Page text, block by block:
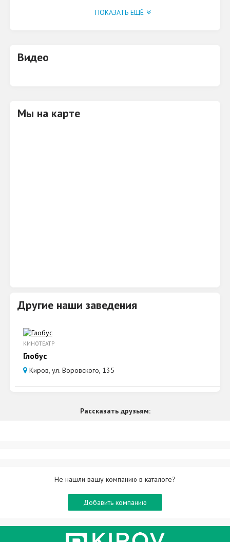
выполненные в полный рост.
• Караоке-зал на 70 посадочных мест
• 8 дорожек боулинга
ПОКАЗАТЬ ЕЩЁ
Видео
Мы на карте
Другие наши заведения
КИНОТЕАТР
Глобус
Киров, ул. Воровского, 135
Рассказать друзьям:
Не нашли вашу компанию в каталоге?
Добавить компанию